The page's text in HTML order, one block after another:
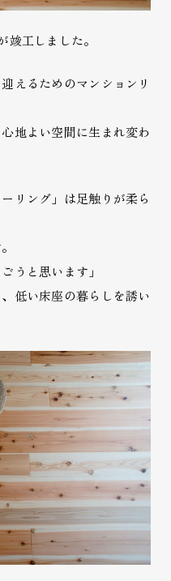
工しました。
えるためのマンションリ
地よい空間に生まれ変わ
リング」は足触りが柔ら
うと思います」
低い床座の暮らしを誘い